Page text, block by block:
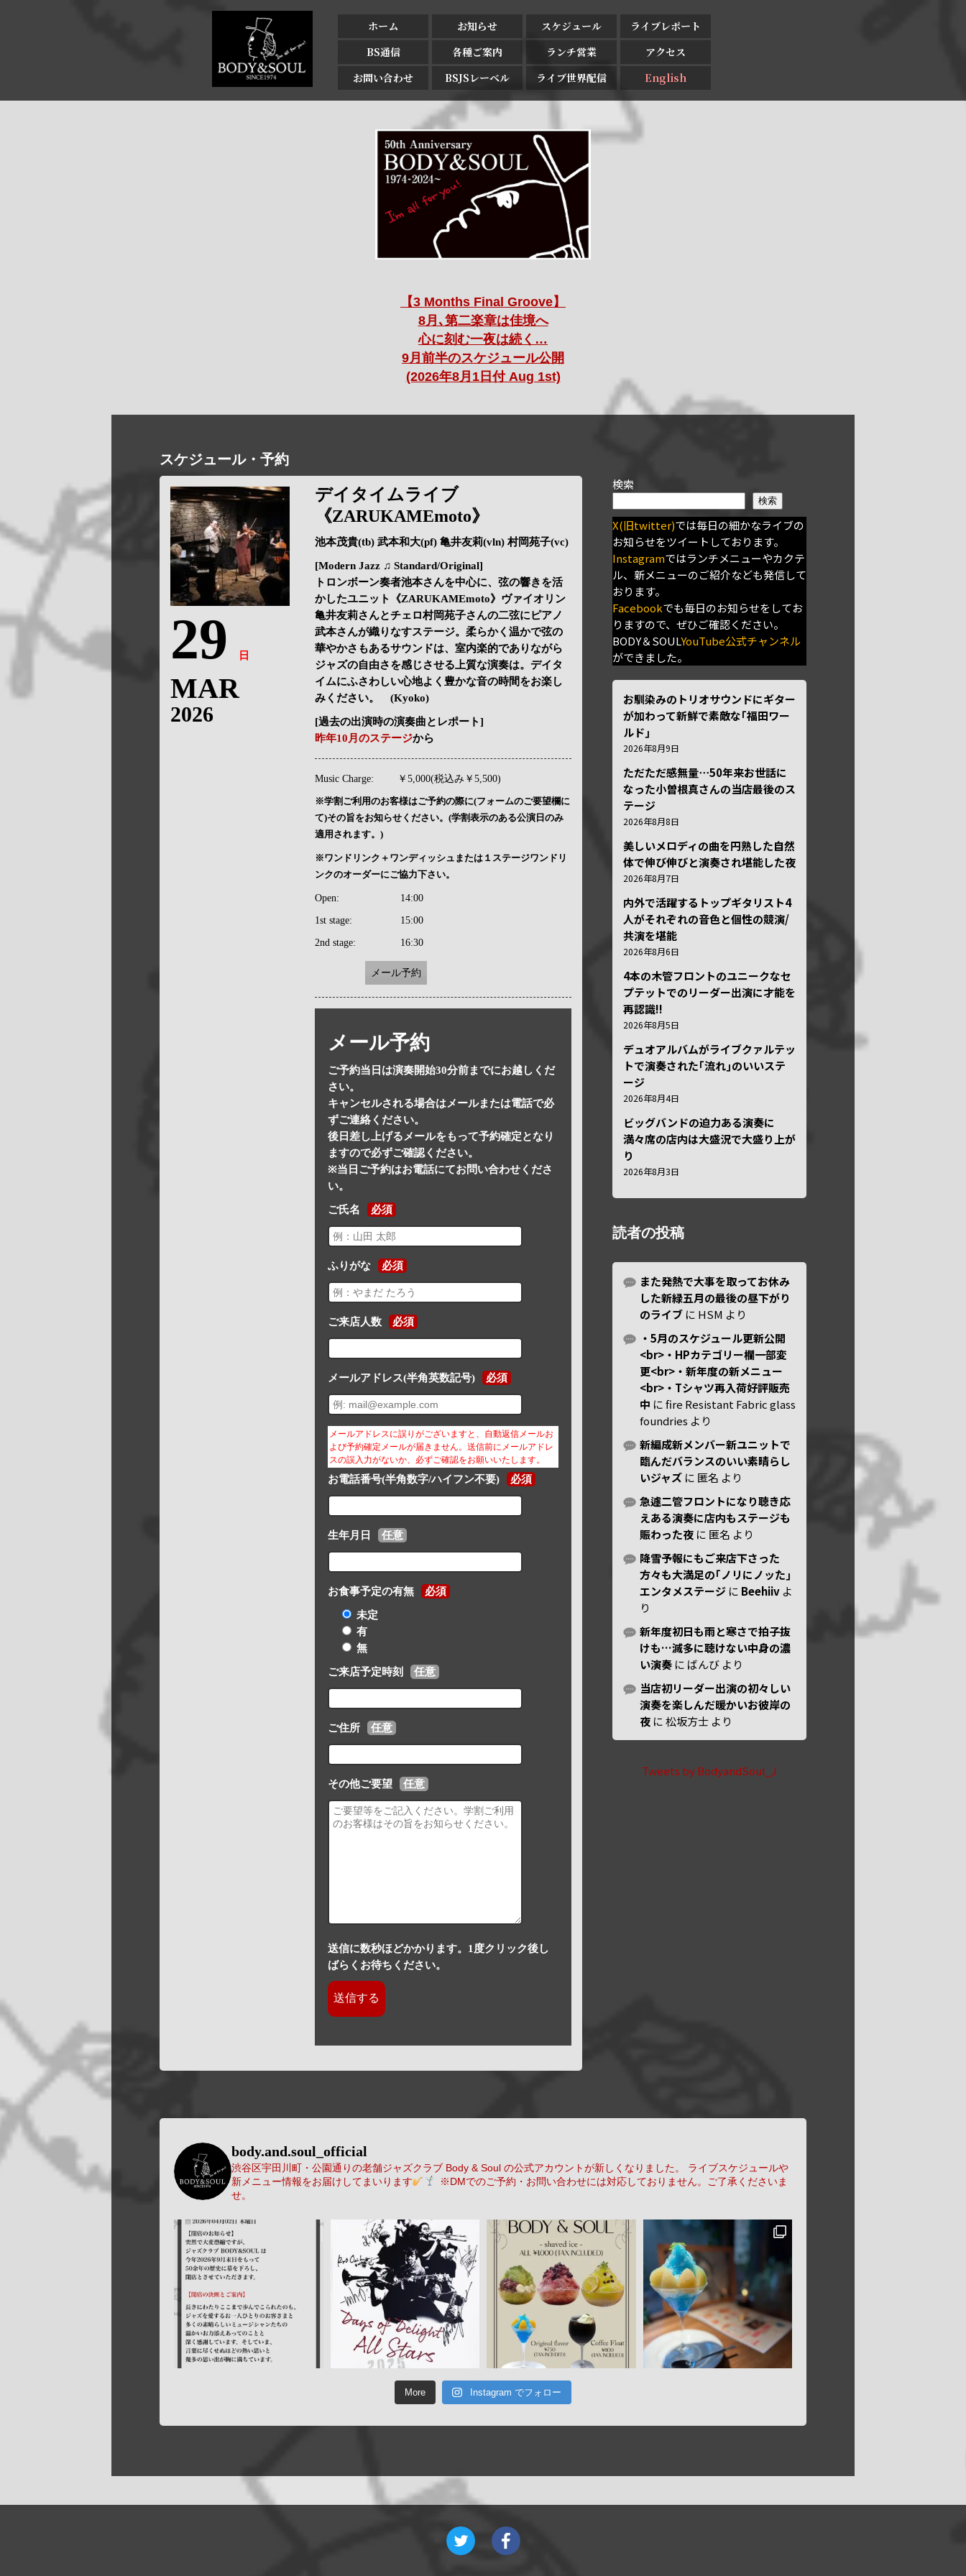
ホーム お知らせ スケジュール
ライブレポート
BS通信
各種ご案内 ランチ営業
アクセス
お問い合わせ
BSJSレーベル ライブ世界配信 English
【3 Months Final Groove】
8月､第二楽章は佳境へ
心に刻む一夜は続く…
9月前半のスケジュール公開
(2026年8月1日付 Aug 1st)
スケジュール・予約
29 日
MAR
2026
デイタイムライブ
《ZARUKAMEmoto》
池本茂貴(tb) 武本和大(pf) 亀井友莉(vln) 村岡苑子(vc)
[Modern Jazz ♫ Standard/Original]
トロンボーン奏者池本さんを中心に、弦の響きを活
かしたユニット《ZARUKAMEmoto》ヴァイオリン
亀井友莉さんとチェロ村岡苑子さんの二弦にピアノ
武本さんが織りなすステージ。柔らかく温かで弦の
華やかさもあるサウンドは、室内楽的でありながら
ジャズの自由さを感じさせる上質な演奏は。デイタ
イムにふさわしい心地よく豊かな音の時間をお楽し
みください。 (Kyoko)
[過去の出演時の演奏曲とレポート]
昨年10月のステージから
Music Charge: ￥5,000(税込み￥5,500)
※学割ご利用のお客様はご予約の際に(フォームのご要望欄に
て)その旨をお知らせください。(学割表示のある公演日のみ
適用されます。)
※ワンドリンク＋ワンディッシュまたは１ステージワンドリ
ンクのオーダーにご協力下さい。
Open: 14:00
1st stage: 15:00
2nd stage: 16:30
メール予約
メール予約
ご予約当日は演奏開始30分前までにお越しくだ
さい。
キャンセルされる場合はメールまたは電話で必
ずご連絡ください。
後日差し上げるメールをもって予約確定となり
ますので必ずご確認ください。
※当日ご予約はお電話にてお問い合わせくださ
い。
ご氏名 必須
ふりがな 必須
ご来店人数 必須
メールアドレス(半角英数記号) 必須
メールアドレスに誤りがございますと、自動返信メールお
よび予約確定メールが届きません。送信前にメールアドレ
スの誤入力がないか、必ずご確認をお願いいたします。
お電話番号(半角数字/ハイフン不要) 必須
生年月日 任意
お食事予定の有無 必須
未定
有
無
ご来店予定時刻 任意
ご住所 任意
その他ご要望 任意
送信に数秒ほどかかります。1度クリック後し
ばらくお待ちください。
検索
検索
X(旧twitter)では毎日の細かなライブの
お知らせをツイートしております。
Instagramではランチメニューやカクテ
ル、新メニューのご紹介なども発信して
おります。
Facebookでも毎日のお知らせをしてお
りますので、ぜひご確認ください。
BODY＆SOULYouTube公式チャンネル
ができました。
お馴染みのトリオサウンドにギター
が加わって新鮮で素敵な｢福田ワー
ルド｣
2026年8月9日
ただただ感無量⋯50年来お世話に
なった小曽根真さんの当店最後のス
テージ
2026年8月8日
美しいメロディの曲を円熟した自然
体で伸び伸びと演奏され堪能した夜
2026年8月7日
内外で活躍するトップギタリスト4
人がそれぞれの音色と個性の競演/
共演を堪能
2026年8月6日
4本の木管フロントのユニークなセ
プテットでのリーダー出演に才能を
再認識!!
2026年8月5日
デュオアルバムがライブクァルテッ
トで演奏された｢流れ｣のいいステ
ージ
2026年8月4日
ビッグバンドの迫力ある演奏に
満々席の店内は大盛況で大盛り上が
り
2026年8月3日
読者の投稿
また発熱で大事を取ってお休み
した新緑五月の最後の昼下がり
のライブ に HSM より
・5月のスケジュール更新公開
<br>・HPカテゴリー欄一部変
更<br>・新年度の新メニュー
<br>・Tシャツ再入荷好評販売
中 にfire Resistant Fabric glass
foundries より
新編成新メンバー新ユニットで
臨んだバランスのいい素晴らし
いジャズ に 匿名 より
急遽二管フロントになり聴き応
えある演奏に店内もステージも
賑わった夜 に 匿名 より
降雪予報にもご来店下さった
方々も大満足の｢ノリにノッた｣
エンタメステージ に Beehiiv よ
り
新年度初日も雨と寒さで拍子抜
けも…滅多に聴けない中身の濃
い演奏 に ばんび より
当店初リーダー出演の初々しい
演奏を楽しんだ暖かいお彼岸の
夜 に松坂方士 より
Tweets by BodyandSoul_J
body.and.soul_official
渋谷区宇田川町・公園通りの老舗ジャズクラブ Body & Soul の公式アカウントが新しくなりました。
ライブスケジュールや
新メニュー情報をお届けしてまいります
※DMでのご予約・お問い合わせには対応しておりません。ご了承くださいま
せ。
More Instagram でフォロー